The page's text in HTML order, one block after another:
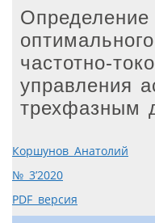
частотно-
управления
трехфазным
Коршунов Анатолий
№ 3’2020
PDF версия